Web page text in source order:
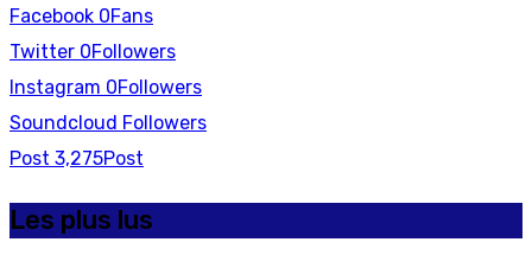
Facebook 0Fans
Twitter 0Followers
Instagram 0Followers
Soundcloud Followers
Post 3,275Post
Les plus lus